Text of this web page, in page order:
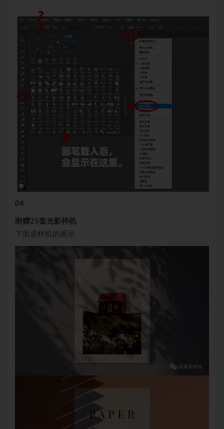
04
附赠25套光影样机
下面是样机的展示